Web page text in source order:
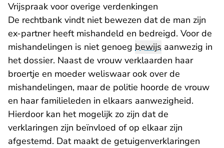
Vrijspraak voor overige verdenkingen
De rechtbank vindt niet bewezen dat de man zijn
ex-partner heeft mishandeld en bedreigd. Voor de
mishandelingen is niet genoeg bewijs aanwezig in
het dossier. Naast de vrouw verklaarden haar
broertje en moeder weliswaar ook over de
mishandelingen, maar de politie hoorde de vrouw
en haar familieleden in elkaars aanwezigheid.
Hierdoor kan het mogelijk zo zijn dat de
verklaringen zijn beïnvloed of op elkaar zijn
afgestemd. Dat maakt de getuigenverklaringen